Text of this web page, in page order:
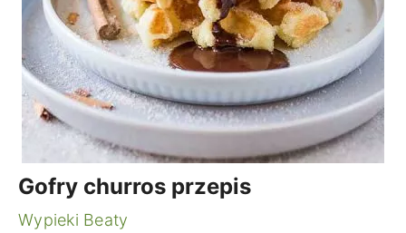
Gofry churros przepis
Wypieki Beaty